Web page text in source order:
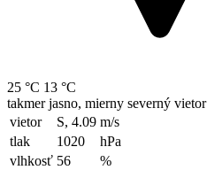
25 °C 13 °C
takmer jasno, mierny severný vietor
vietor
S, 4.09 m/s
tlak
1020
hPa
vlhkosť 56
%